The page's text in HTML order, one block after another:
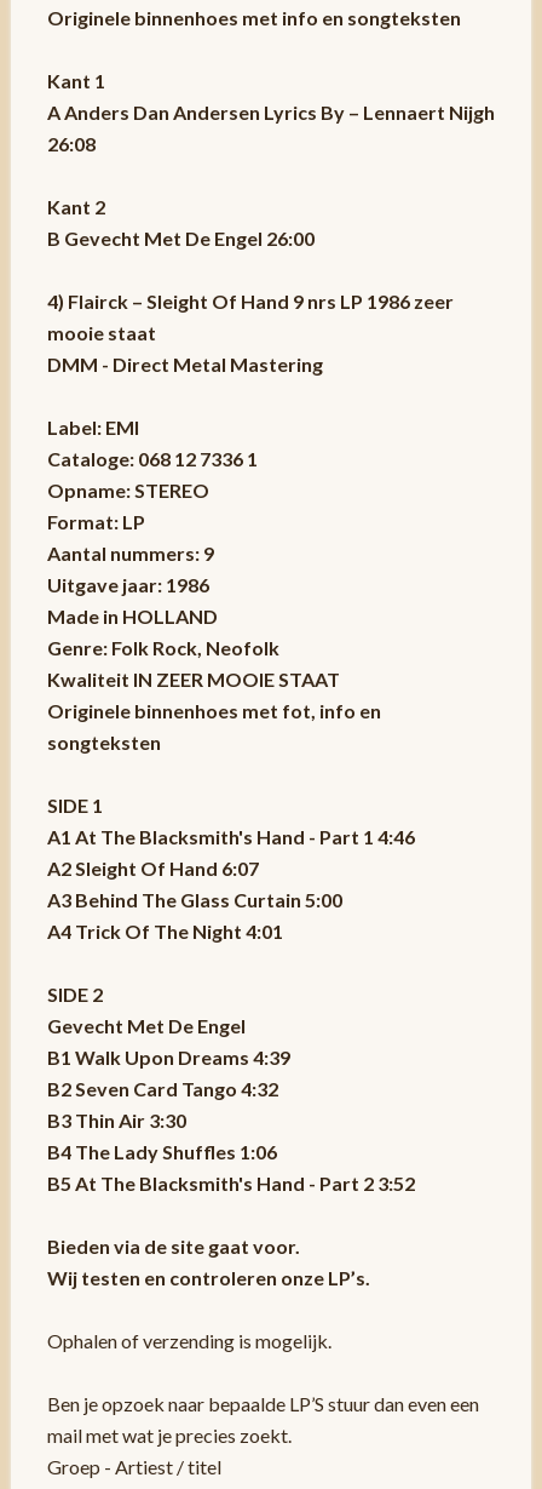
Originele binnenhoes met info en songteksten
Kant 1
A Anders Dan Andersen Lyrics By – Lennaert Nijgh
26:08
Kant 2
B Gevecht Met De Engel 26:00
4) Flairck – Sleight Of Hand 9 nrs LP 1986 zeer
mooie staat
DMM - Direct Metal Mastering
Label: EMI
Cataloge: 068 12 7336 1
Opname: STEREO
Format: LP
Aantal nummers: 9
Uitgave jaar: 1986
Made in HOLLAND
Genre: Folk Rock, Neofolk
Kwaliteit IN ZEER MOOIE STAAT
Originele binnenhoes met fot, info en
songteksten
SIDE 1
A1 At The Blacksmith's Hand - Part 1 4:46
A2 Sleight Of Hand 6:07
A3 Behind The Glass Curtain 5:00
A4 Trick Of The Night 4:01
SIDE 2
Gevecht Met De Engel
B1 Walk Upon Dreams 4:39
B2 Seven Card Tango 4:32
B3 Thin Air 3:30
B4 The Lady Shuffles 1:06
B5 At The Blacksmith's Hand - Part 2 3:52
Bieden via de site gaat voor.
Wij testen en controleren onze LP’s.
Ophalen of verzending is mogelijk.
Ben je opzoek naar bepaalde LP’S stuur dan even een
mail met wat je precies zoekt.
Groep - Artiest / titel